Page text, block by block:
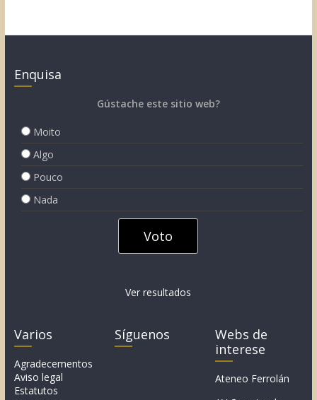
Enquisa
Gústache este sitio web?
Moito
Algo
Pouco
Nada
Ver resultados
Varios
Agradecementos
Aviso legal
Estatutos
Síguenos
Webs de
interese
Ateneo Ferrolán